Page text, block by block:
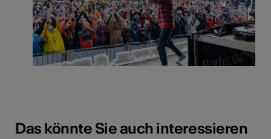
Das könnte Sie auch interessieren